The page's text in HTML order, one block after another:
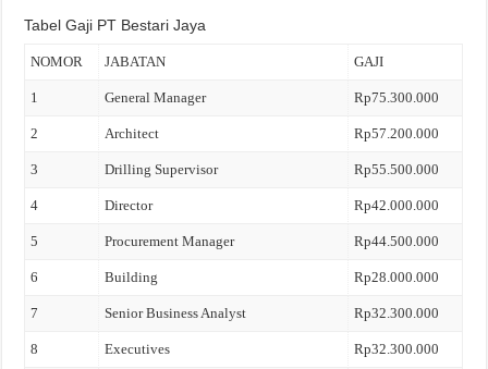
Tabel Gaji PT Bestari Jaya
NOMOR JABATAN GAJI
1 General Manager Rp75.300.000
2 Architect Rp57.200.000
3 Drilling Supervisor Rp55.500.000
4 Director Rp42.000.000
5 Procurement Manager Rp44.500.000
6 Building Rp28.000.000
7 Senior Business Analyst Rp32.300.000
8 Executives Rp32.300.000